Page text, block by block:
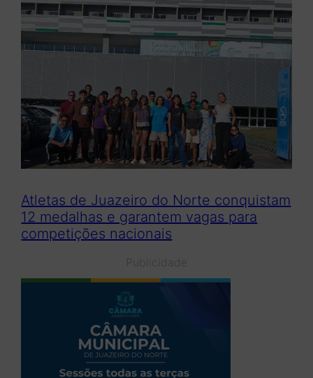
Atletas de Juazeiro do Norte conquistam
12 medalhas e garantem vagas para
competições nacionais
Publicidade